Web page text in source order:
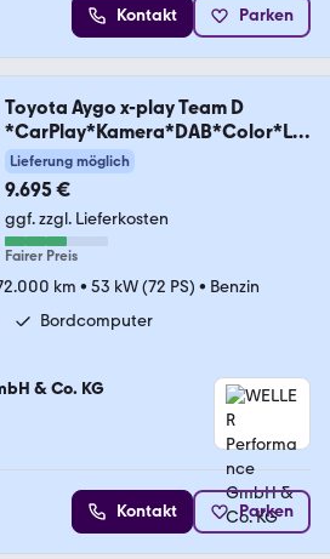
Kontakt Parken
Toyota Aygo x-play Team D
*CarPlay*Kamera*DAB*Color*LM
FLieferung möglich
9.695 €
ggf. zzgl. Lieferkosten
Fairer Preis
km • 53 kW (72 PS) • Benzin
Bordcomputer
& Co. KG
Kontakt Parken